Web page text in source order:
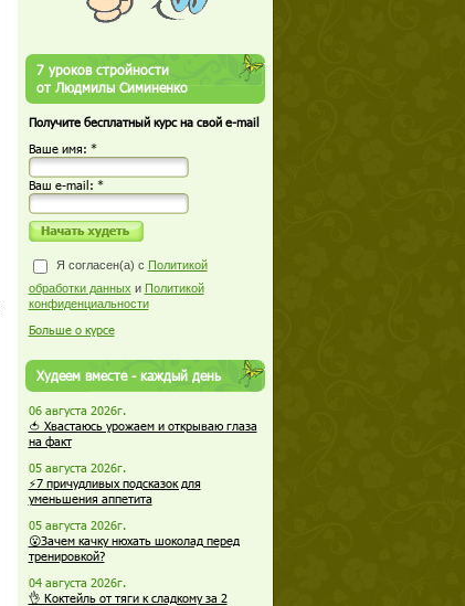
7 уроков стройности
от Людмилы Симиненко
Получите бесплатный курс на свой e-mail
Ваше имя: *
Ваш е-mail: *
Я согласен(а) с Политикой
обработки данных и Политикой
конфиденциальности
Больше о курсе
Худеем вместе - каждый день
06 августа 2026г.
🍅 Хвастаюсь урожаем и открываю глаза
на факт
05 августа 2026г.
⚡7 причудливых подсказок для
уменьшения аппетита
05 августа 2026г.
😮Зачем качку нюхать шоколад перед
тренировкой?
04 августа 2026г.
👌 Коктейль от тяги к сладкому за 2